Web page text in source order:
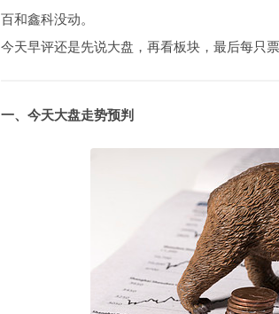
百和鑫科没动。
今天早评还是先说大盘，再看板块，最后每只
一、今天大盘走势预判